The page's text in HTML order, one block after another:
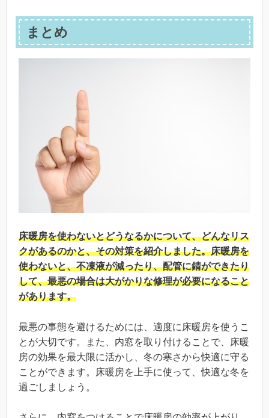
まとめ
床暖房を使わないとどうなるかについて、どんなリス
クがあるのかと、その対策を紹介しました。床暖房を
使わないと、不凍液が減ったり、配管に錆ができたり
して、最悪の場合は大がかりな修理が必要になること
があります。
最悪の事態を避けるためには、適度に床暖房を使うこ
とが大切です。また、内窓を取り付けることで、床暖
房の効果を最大限に活かし、冬の寒さから快適に守る
ことができます。床暖房を上手に使って、快適な冬を
過ごしましょう。